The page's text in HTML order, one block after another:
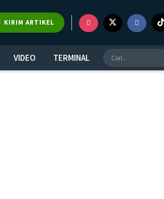
KIRIM ARTIKEL
VIDEO TERMINAL